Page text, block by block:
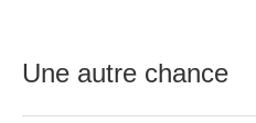
Une autre chance